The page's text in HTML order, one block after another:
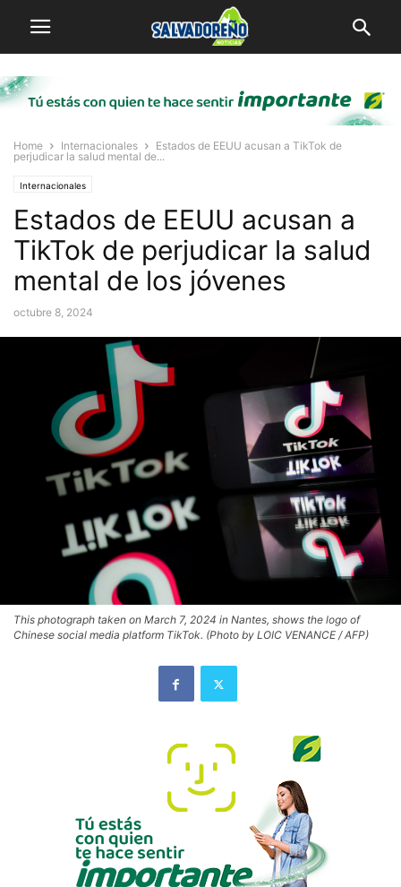
Home Internacionales
Estados de EEUU acusan a TikTok de
perjudicar la salud mental de...
Internacionales
Estados de EEUU acusan a
TikTok de perjudicar la salud
mental de los jóvenes
octubre 8, 2024
This photograph taken on March 7, 2024 in Nantes, shows the logo of
Chinese social media platform TikTok. (Photo by LOIC VENANCE / AFP)